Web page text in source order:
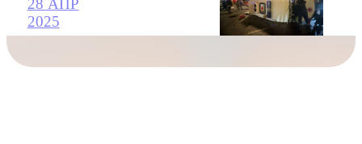
28 АПР
2025